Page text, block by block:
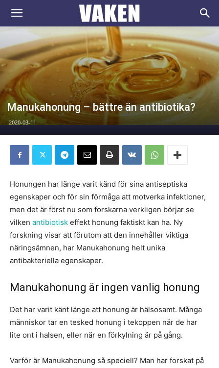
VAKEN.se
Manukahonung – bättre än antibiotika?
2020-03-11
Honungen har länge varit känd för sina antiseptiska
egenskaper och för sin förmåga att motverka infektioner,
men det är först nu som forskarna verkligen börjar se
vilken antibiotisk effekt honung faktiskt kan ha. Ny
forskning visar att förutom att den innehåller viktiga
näringsämnen, har Manukahonung helt unika
antibakteriella egenskaper.
Manukahonung är ingen vanlig honung
Det har varit känt länge att honung är hälsosamt. Många
människor tar en tesked honung i tekoppen när de har
lite ont i halsen, eller när en förkylning är på gång.
Varför är Manukahonung så speciell? Man har forskat på